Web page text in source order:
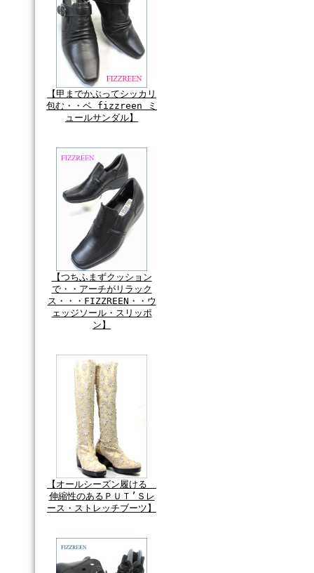
【甲までかぶってシッカリ
包む・・ベ fizzreen ミ
ュールサンダル】
【つちふまずクッション
で・・アーチがリラック
ス・・・FIZZREEN・・ウ
ェッジソール・スリッポ
ン】
【オールシーズン履ける
伸縮性のあるＰＵＴ’Ｓレ
ース・ストレッチブーツ】